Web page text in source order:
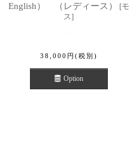
English） （レディース）
[モ
ス]
38,000 円 (税別)
Option